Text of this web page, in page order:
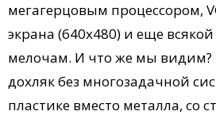
мегагерцовым процессором,
экрана (640x480) и еще
мелочам. И что же мы видим?
дохляк без многозадачной
пластике вместо металла, со